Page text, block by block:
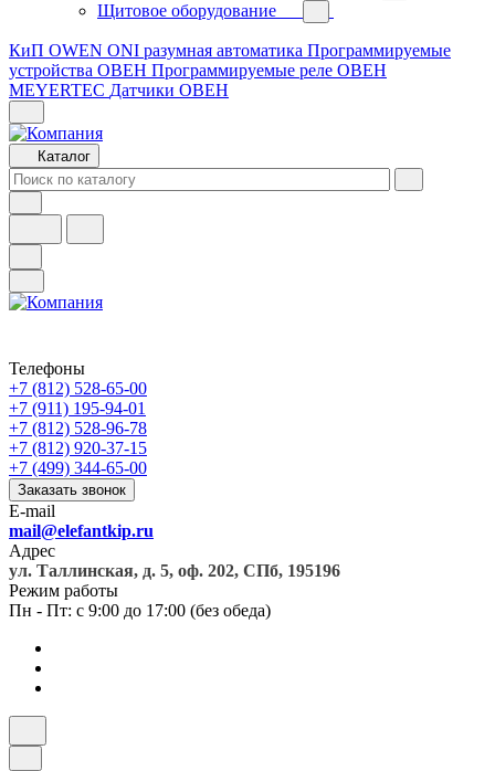
Щитовое оборудование
КиП OWEN ONI разумная автоматика Программируемые
устройства ОВЕН Программируемые реле ОВЕН
MEYERTEC Датчики ОВЕН
Каталог
Телефоны
+7 (812) 528-65-00
+7 (911) 195-94-01
+7 (812) 528-96-78
+7 (812) 920-37-15
+7 (499) 344-65-00
Заказать звонок
E-mail
mail@elefantkip.ru
Адрес
ул. Таллинская, д. 5, оф. 202, СПб, 195196
Режим работы
Пн - Пт: с 9:00 до 17:00 (без обеда)